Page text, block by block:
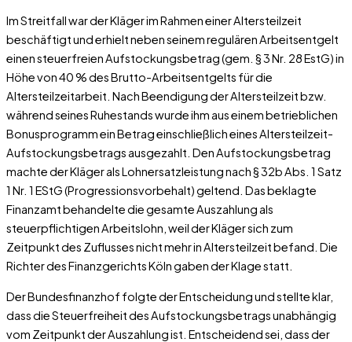
Im Streitfall war der Kläger im Rahmen einer Altersteilzeit
beschäftigt und erhielt neben seinem regulären Arbeitsentgelt
einen steuerfreien Aufstockungsbetrag (gem. § 3 Nr. 28 EstG) in
Höhe von 40 % des Brutto-Arbeitsentgelts für die
Altersteilzeitarbeit. Nach Beendigung der Altersteilzeit bzw.
während seines Ruhestands wurde ihm aus einem betrieblichen
Bonusprogramm ein Betrag einschließlich eines Altersteilzeit-
Aufstockungsbetrags ausgezahlt. Den Aufstockungsbetrag
machte der Kläger als Lohnersatzleistung nach § 32b Abs. 1 Satz
1 Nr. 1 EStG (Progressionsvorbehalt) geltend. Das beklagte
Finanzamt behandelte die gesamte Auszahlung als
steuerpflichtigen Arbeitslohn, weil der Kläger sich zum
Zeitpunkt des Zuflusses nicht mehr in Altersteilzeit befand. Die
Richter des Finanzgerichts Köln gaben der Klage statt.
Der Bundesfinanzhof folgte der Entscheidung und stellte klar,
dass die Steuerfreiheit des Aufstockungsbetrags unabhängig
vom Zeitpunkt der Auszahlung ist. Entscheidend sei, dass der